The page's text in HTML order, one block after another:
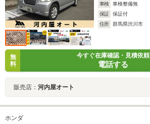
車検
車検整備無
保証
保証付
住所
群馬県渋川市
無
料
今すぐ在庫確認・見積依頼
電話する
販売店： 河内屋オート
ホンダ